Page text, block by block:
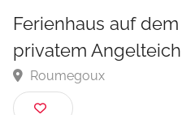
Ferienhaus auf
privatem
Roumegoux